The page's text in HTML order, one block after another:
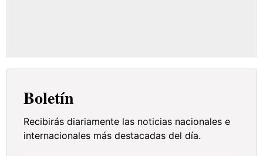
Boletín
Recibirás diariamente las noticias nacionales e
internacionales más destacadas del día.